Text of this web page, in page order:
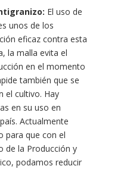
El uso de
unos de los
eficaz contra esta
la malla evita el
en el momento
también que se
el cultivo. Hay
en su uso en
Actualmente
para que con el
de la Producción y
podamos reducir